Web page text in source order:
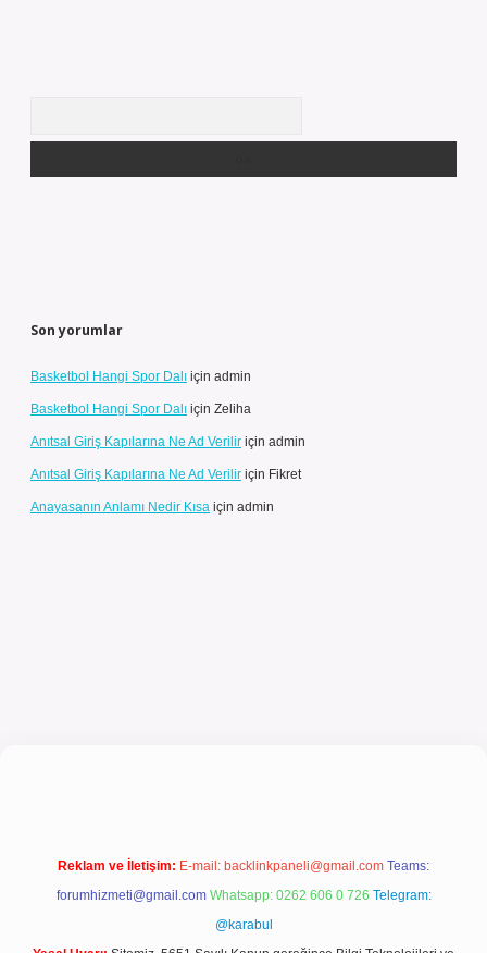
Son yorumlar
Basketbol Hangi Spor Dalı için admin
Basketbol Hangi Spor Dalı için Zeliha
Anıtsal Giriş Kapılarına Ne Ad Verilir için admin
Anıtsal Giriş Kapılarına Ne Ad Verilir için Fikret
Anayasanın Anlamı Nedir Kısa için admin
Reklam ve İletişim: E-mail: backlinkpaneli@gmail.com Teams:
forumhizmeti@gmail.com Whatsapp: 0262 606 0 726 Telegram:
@karabul